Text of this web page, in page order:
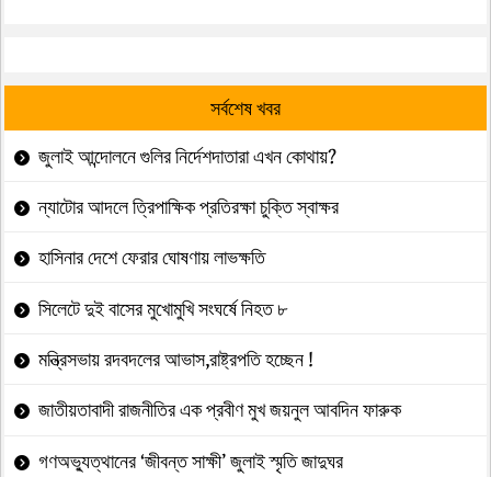
সর্বশেষ খবর
জুলাই আন্দোলনে গুলির নির্দেশদাতারা এখন কোথায়?
ন্যাটোর আদলে ত্রিপাক্ষিক প্রতিরক্ষা চুক্তি স্বাক্ষর
হাসিনার দেশে ফেরার ঘোষণায় লাভক্ষতি
সিলেটে দুই বাসের মুখোমুখি সংঘর্ষে নিহত ৮
মন্ত্রিসভায় রদবদলের আভাস,রাষ্ট্রপতি হচ্ছেন !
জাতীয়তাবাদী রাজনীতির এক প্রবীণ মুখ জয়নুল আবদিন ফারুক
গণঅভ্যুত্থানের ‘জীবন্ত সাক্ষী’ জুলাই স্মৃতি জাদুঘর